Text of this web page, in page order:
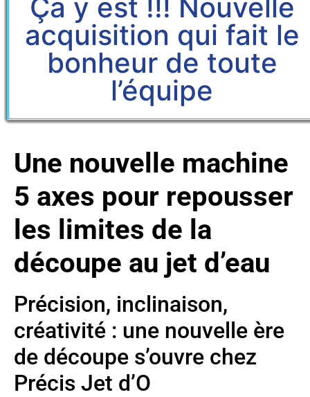
Ça y est !!! Nouvelle
acquisition qui fait le
bonheur de toute
l’équipe
Une nouvelle machine
5 axes pour repousser
les limites de la
découpe au jet d’eau
Précision, inclinaison,
créativité : une nouvelle ère
de découpe s’ouvre chez
Précis Jet d’O